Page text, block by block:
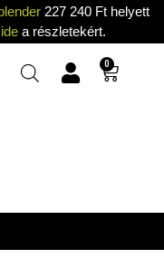
227 240 Ft helyett
idea részletekért.
0